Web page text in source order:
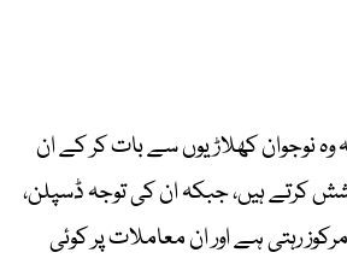
وہ نوجوان کھلاڑیوں سے بات کر کے ان
کرتے ہیں، جبکہ ان کی توجہ ڈسپلن،
رہتی ہے اور ان معاملات پر کوئی